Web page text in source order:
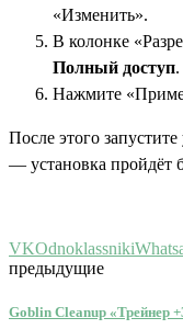
«Изменить».
В колонке
Полный доступ.
Нажмите
После этого
— установка пройдёт
VKOdnoklassniki
предыдущие
Goblin Cleanup «Трейнер